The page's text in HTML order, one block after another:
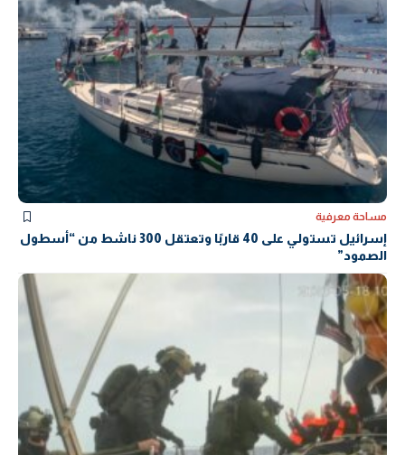
مساحة معرفية
إسرائيل تستولي على 40 قاربًا وتعتقل 300 ناشط من “أسطول
الصمود”